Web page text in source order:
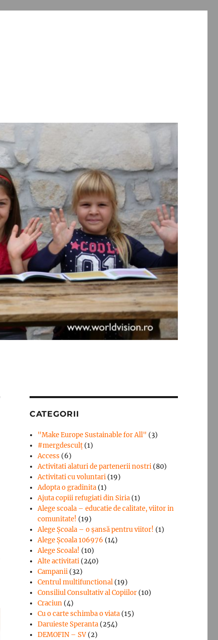
CATEGORII
"Make Europe Sustainable for All" (3)
#mergdesculţ (1)
Access (6)
Activitati alaturi de partenerii nostri (80)
Activitati cu voluntari (19)
Adopta o gradinita (1)
Ajuta copiii refugiati din Siria (1)
Alege scoala – educatie de calitate, viitor in
comunitate! (19)
Alege Şcoala – o şansă pentru viitor! (1)
Alege Școala 106976 (14)
Alege Scoala! (10)
Alte activitati (240)
Campanii (32)
Centrul multifunctional (19)
Consiliul Consultativ al Copiilor (10)
Craciun (4)
Cu o carte schimba o viata (15)
Daruieste Speranta (254)
DEMOFIN – SV (2)